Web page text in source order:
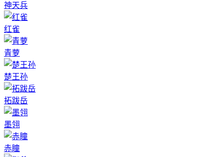
神天兵
红雀
青萝
楚王孙
拓跋岳
墨翎
赤瞳